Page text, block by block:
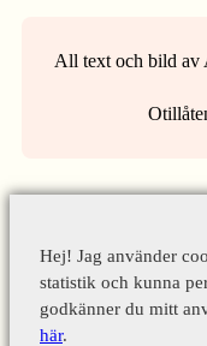
All text och bild av
Hej! Jag använder
statistik och kunna
godkänner du mitt
här.